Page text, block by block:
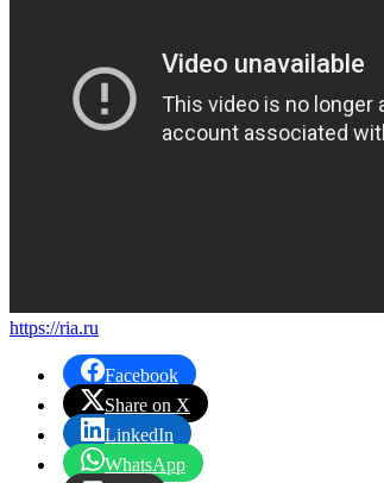
https://ria.ru
Facebook
Share on X
LinkedIn
WhatsApp